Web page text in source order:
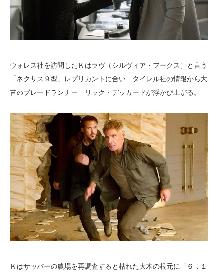
ウォレス社を訪問したＫはラヴ（シルヴィア・フークス）と言う
「ネクサス９型」レプリカントに合い、タイレル社の情報から大
昔のブレードランナー リック・デッカードが浮かび上がる。
Ｋはサッパーの農場を再調査すると枯れた大木の根元に「６．１